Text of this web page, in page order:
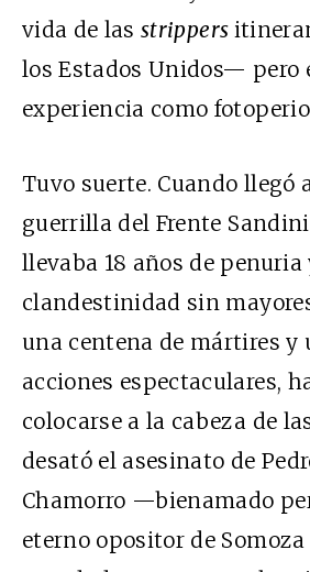
vida de lasstrippers
los Estados Unidos— pero
experiencia como
Tuvo suerte. Cuando llegó
guerrilla del Frente
llevaba 18 años de penuria
clandestinidad sin
una centena de mártires y
acciones espectaculares,
colocarse a la cabeza de
desató el asesinato de
Chamorro —bienamado
eterno opositor de